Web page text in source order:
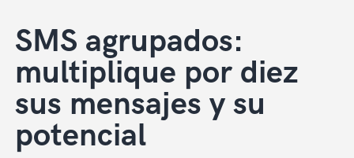
SMS agrupados:
multiplique por diez
sus mensajes y su
potencial